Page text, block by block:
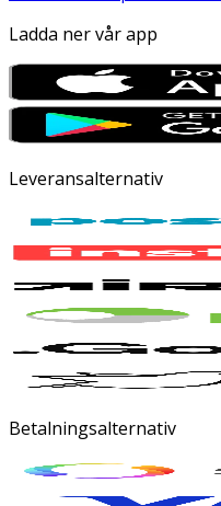
Ladda ner vår app
Leveransalternativ
Betalningsalternativ